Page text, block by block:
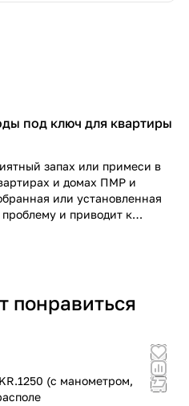
под ключ для квартиры
запах или примеси в
и домах ПМР и
или установленная
и приводит к
вопросу, чтобы
максимальный
на то, чтобы в
было простым и удобным.
понравиться
(с манометром,